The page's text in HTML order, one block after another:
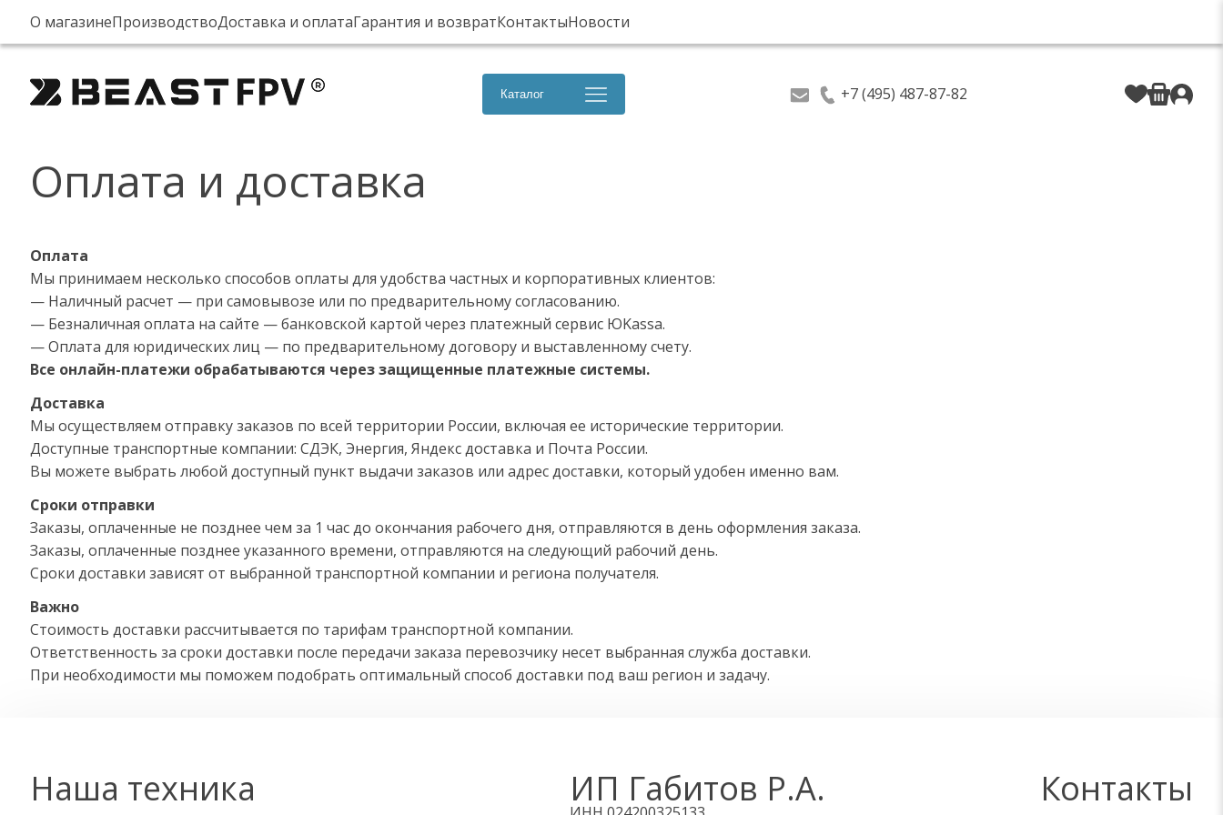
О магазинеПроизводствоДоставка и оплатаГарантия и возвратКонтактыНовости
Каталог +7 (495) 487-87-82
Оплата и доставка
Оплата
Мы принимаем несколько способов оплаты для удобства частных и корпоративных клиентов:
— Наличный расчет — при самовывозе или по предварительному согласованию.
— Безналичная оплата на сайте — банковской картой через платежный сервис ЮKassa.
— Оплата для юридических лиц — по предварительному договору и выставленному счету.
Все онлайн-платежи обрабатываются через защищенные платежные системы.
Доставка
Мы осуществляем отправку заказов по всей территории России, включая ее исторические территории.
Доступные транспортные компании: СДЭК, Энергия, Яндекс доставка и Почта России.
Вы можете выбрать любой доступный пункт выдачи заказов или адрес доставки, который удобен именно вам.
Сроки отправки
Заказы, оплаченные не позднее чем за 1 час до окончания рабочего дня, отправляются в день оформления заказа.
Заказы, оплаченные позднее указанного времени, отправляются на следующий рабочий день.
Сроки доставки зависят от выбранной транспортной компании и региона получателя.
Важно
Стоимость доставки рассчитывается по тарифам транспортной компании.
Ответственность за сроки доставки после передачи заказа перевозчику несет выбранная служба доставки.
При необходимости мы поможем подобрать оптимальный способ доставки под ваш регион и задачу.
Наша техника ИП Габитов Р.А. Контакты